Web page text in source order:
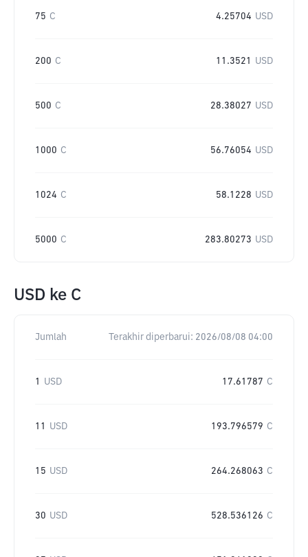
75 C 4.25704 USD
200 C 11.3521 USD
500 C 28.38027 USD
1000 C 56.76054 USD
1024 C 58.1228 USD
5000 C 283.80273 USD
USD ke C
Jumlah Terakhir diperbarui: 2026/08/08 04:00
1 USD 17.61787 C
11 USD 193.796579 C
15 USD 264.268063 C
30 USD 528.536126 C